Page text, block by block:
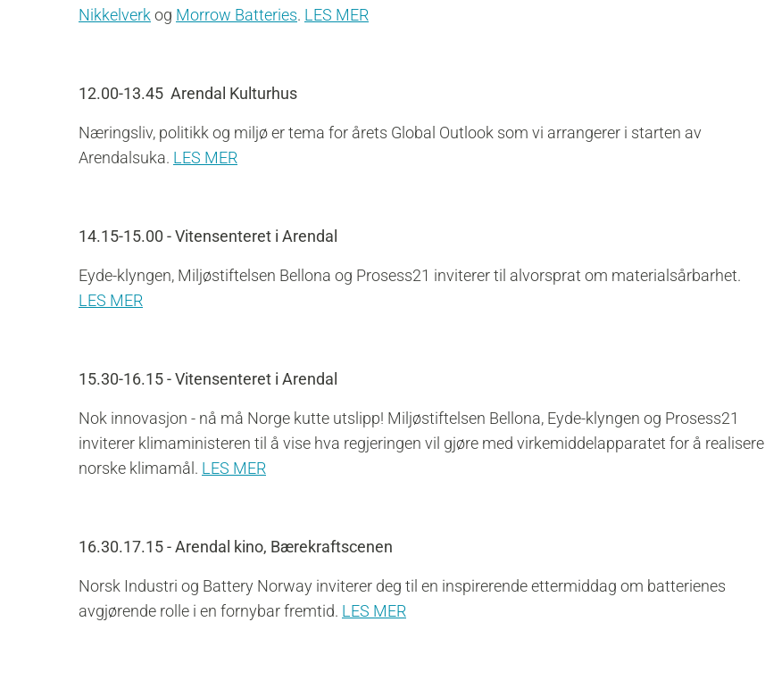
Nikkelverk og Morrow Batteries. LES MER
12.00-13.45 Arendal Kulturhus
Næringsliv, politikk og miljø er tema for årets Global Outlook som vi arrangerer i starten av
Arendalsuka. LES MER
14.15-15.00 - Vitensenteret i Arendal
Eyde-klyngen, Miljøstiftelsen Bellona og Prosess21 inviterer til alvorsprat om materialsårbarhet.
LES MER
15.30-16.15 - Vitensenteret i Arendal
Nok innovasjon - nå må Norge kutte utslipp! Miljøstiftelsen Bellona, Eyde-klyngen og Prosess21
inviterer klimaministeren til å vise hva regjeringen vil gjøre med virkemiddelapparatet for å realisere
norske klimamål. LES MER
16.30.17.15 - Arendal kino, Bærekraftscenen
Norsk Industri og Battery Norway inviterer deg til en inspirerende ettermiddag om batterienes
avgjørende rolle i en fornybar fremtid. LES MER